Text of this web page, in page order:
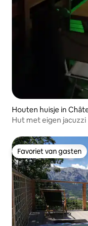
Houten huisje in
Hut met eigen jacuzzi
Favoriet van gasten
Favoriet van gasten